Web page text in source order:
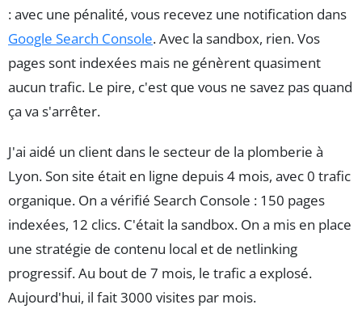
: avec une pénalité, vous recevez une notification dans
Google Search Console. Avec la sandbox, rien. Vos
pages sont indexées mais ne génèrent quasiment
aucun trafic. Le pire, c'est que vous ne savez pas quand
ça va s'arrêter.
J'ai aidé un client dans le secteur de la plomberie à
Lyon. Son site était en ligne depuis 4 mois, avec 0 trafic
organique. On a vérifié Search Console : 150 pages
indexées, 12 clics. C'était la sandbox. On a mis en place
une stratégie de contenu local et de netlinking
progressif. Au bout de 7 mois, le trafic a explosé.
Aujourd'hui, il fait 3000 visites par mois.